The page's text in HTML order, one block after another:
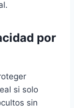
por
si solo
sin